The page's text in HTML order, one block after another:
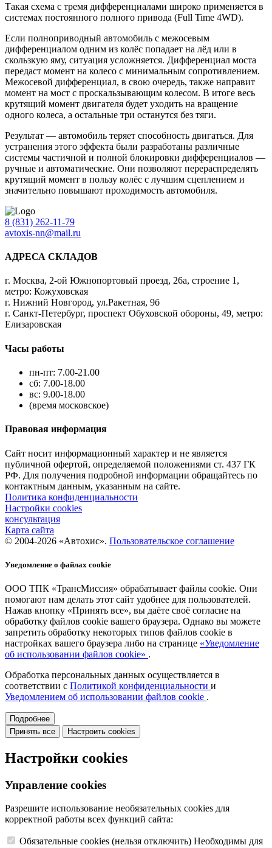
Такая схема с тремя дифференциалами широко применяется в
системах постоянного полного привода (Full Time 4WD).
Если полноприводный автомобиль с межосевым
дифференциалом одним из колёс попадает на лёд или в
скользкую яму, ситуация усложняется. Дифференциал моста
передаст момент на колесо с минимальным сопротивлением.
Межосевой дифференциал, в свою очередь, также направит
момент на мост с проскальзывающим колесом. В итоге весь
крутящий момент двигателя будет уходить на вращение
одного колеса, а остальные три останутся без тяги.
Результат — автомобиль теряет способность двигаться. Для
устранения этого эффекта были разработаны различные
системы частичной и полной блокировки дифференциалов —
ручные и автоматические. Они позволяют перераспределять
крутящий момент в пользу колёс с лучшим сцеплением и
значительно повышают проходимость автомобиля.
8 (831) 262-11-79
avtoxis-nn@mail.ru
АДРЕСА СКЛАДОВ
г. Москва, 2-ой Южнопортовый проезд, 26а, строение 1,
метро: Кожуховская
г. Нижний Новгород, ул.Ракетная, 9б
г. Санкт-Петербург, проспект Обуховской обороны, 49, метро:
Елизаровская
Часы работы
пн-пт: 7.00-21.00
сб: 7.00-18.00
вс: 9.00-18.00
(время московское)
Правовая информация
Сайт носит информационный характер и не является
публичной офертой, определяемой положениями ст. 437 ГК
РФ. Для получения подробной информации обращайтесь по
контактным данным, указанным на сайте.
Политика конфиденциальности
Настройки cookies
консультация
Карта сайта
© 2004-2026 «Автохис». Пользовательское соглашение
Уведомление о файлах cookie
ООО ТПК «ТрансМиссия» обрабатывает файлы cookie. Они
помогают нам делать этот сайт удобнее для пользователей.
Нажав кнопку «Принять все», вы даёте своё согласие на
обработку файлов cookie вашего браузера. Однако вы можете
запретить обработку некоторых типов файлов cookie в
настройках вашего браузера либо на странице «Уведомление
об использовании файлов cookie» .
Обработка персональных данных осуществляется в
соответствии с Политикой конфиденциальности и
Уведомлением об использовании файлов cookie .
Подробнее
Принять все
Настроить cookies
Настройки cookies
Управление cookies
Разрешите использование необязательных cookies для
корректной работы всех функций сайта:
Обязательные cookies (нельзя отключить) Необходимы для